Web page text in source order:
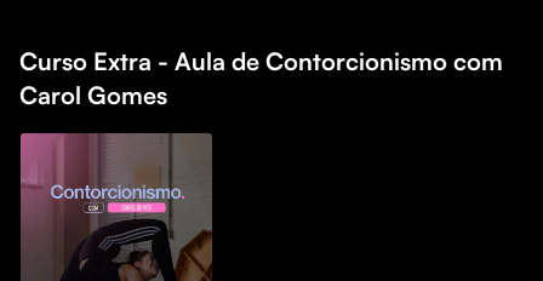
Curso Extra - Aula de Contorcionismo com
Carol Gomes